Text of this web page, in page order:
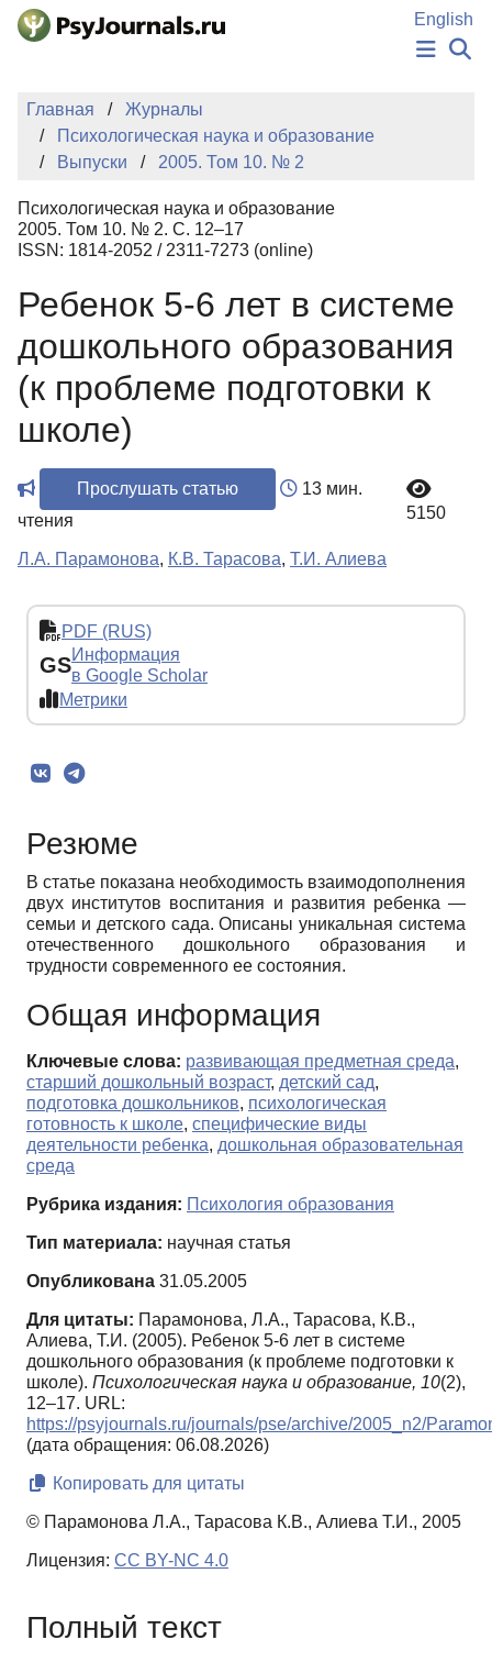
Перейти к основному содержанию
English
НОВОСТИ
ИЗДАНИЯ
АВТОРЫ
БАЗА ЗНАНИЙ
КЛЮЧЕВЫЕ СЛОВА
Регистрация
Главная
Журналы
Психологическая наука и образование
Выпуски
2005. Том 10. № 2
Психологическая наука и образование
2005. Том 10. № 2. С. 12–17
ISSN: 1814-2052 / 2311-7273 (online)
Ребенок 5-6 лет в системе
дошкольного образования
(к проблеме подготовки к
школе)
Прослушать статью
13 мин.
чтения
5150
Л.А. Парамонова, К.В. Тарасова, Т.И. Алиева
PDF (RUS)
GSИнформация
в Google Scholar
Метрики
Резюме
В статье показана необходимость взаимодополнения
двух институтов воспитания и развития ребенка —
семьи и детского сада. Описаны уникальная система
отечественного дошкольного образования и
трудности современного ее состояния.
Общая информация
Ключевые слова: развивающая предметная среда,
старший дошкольный возраст, детский сад,
подготовка дошкольников, психологическая
готовность к школе, специфические виды
деятельности ребенка, дошкольная образовательная
среда
Рубрика издания: Психология образования
Тип материала: научная статья
Опубликована 31.05.2005
Для цитаты: Парамонова, Л.А., Тарасова, К.В.,
Алиева, Т.И. (2005). Ребенок 5-6 лет в системе
дошкольного образования (к проблеме подготовки к
школе). Психологическая наука и образование, 10(2),
12–17. URL:
https://psyjournals.ru/journals/pse/archive/2005_n2/
(дата обращения: 06.08.2026)
Копировать для цитаты
© Парамонова Л.А., Тарасова К.В., Алиева Т.И., 2005
Лицензия: CC BY-NC 4.0
Полный текст